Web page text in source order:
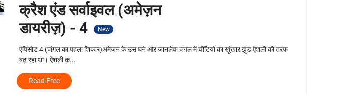
क्रैश एंड सर्वाइवल (अमेज़न
डायरीज़) - 4
New
एपिसोड 4 (जंगल का पहला शिकार)अमेज़न के उस घने और जानलेवा जंगल में चींटियों का खूंखार झुंड ऐशली की तरफ
बढ़ रहा था। ऐशली क...
Read Free